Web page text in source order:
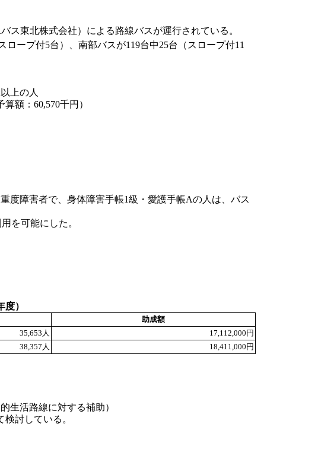
東北株式会社）による路線バスが運行されている。
ロープ付5台）、南部バスが119台中25台（スロープ付11
上の人
額：60,570千円）
度障害者で、身体障害手帳1級・愛護手帳Aの人は、バス
を可能にした。
）
助成額
35,653人
17,112,000円
38,357人
18,411,000円
生活路線に対する補助）
討している。